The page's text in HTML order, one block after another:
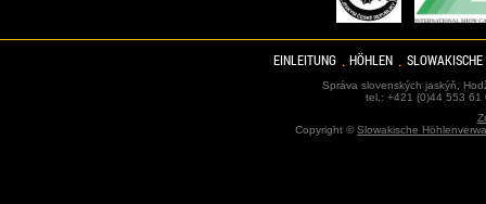
EINLEITUNG HÖHLEN
Správa slovenských jaskýň,
tel.: +421 (0)44 553
Copyright ©Slowakische